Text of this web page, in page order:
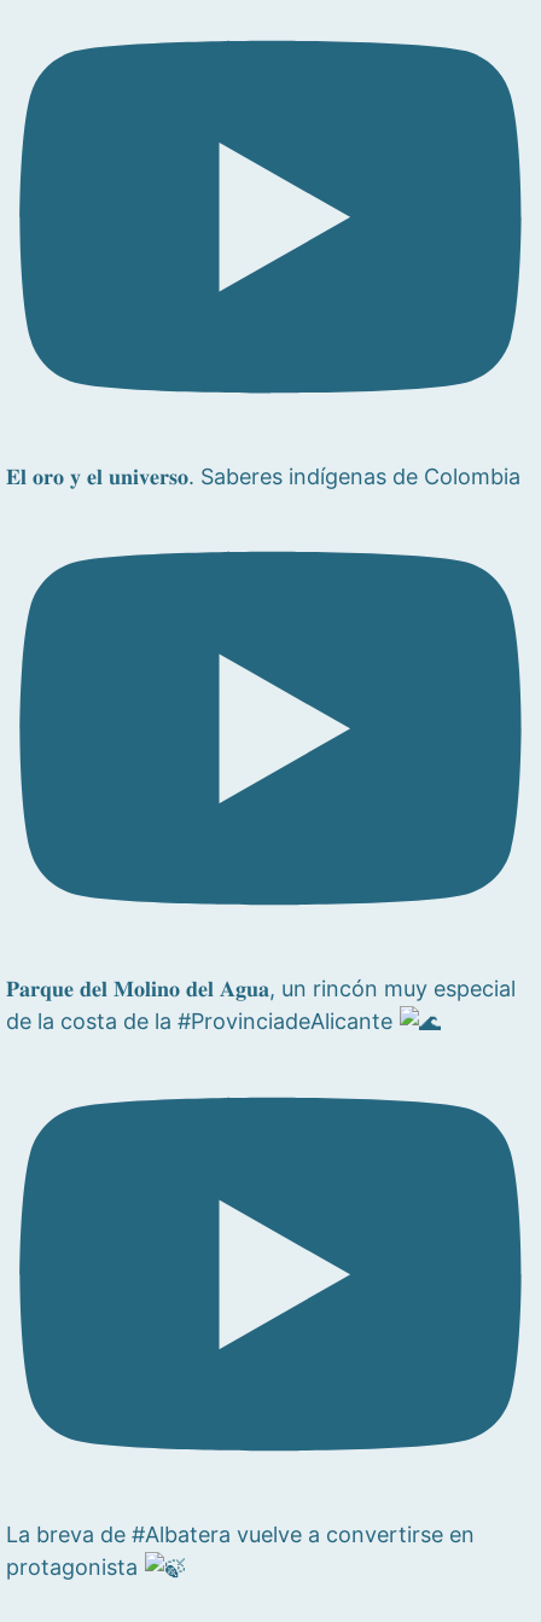
𝐄𝐥 𝐨𝐫𝐨 𝐲 𝐞𝐥 𝐮𝐧𝐢𝐯𝐞𝐫𝐬𝐨. Saberes indígenas de Colombia
𝐏𝐚𝐫𝐪𝐮𝐞 𝐝𝐞𝐥 𝐌𝐨𝐥𝐢𝐧𝐨 𝐝𝐞𝐥 𝐀𝐠𝐮𝐚, un rincón muy especial
de la costa de la #ProvinciadeAlicante
La breva de #Albatera vuelve a convertirse en
protagonista